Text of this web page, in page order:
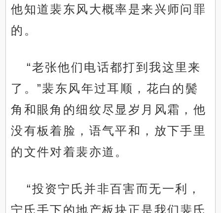
他知道裴东风大概率是来兴师问罪
的。
“老张他们电话都打到我这里来
了。”裴东风年过耳顺，花白的鬓
角和眼角的细纹尽显岁月风霜，他
没有板着脸，语气平和，放下手里
的文件对着裴亦道。
“投资宁氏并非百害而无一利，
宁氏手下的地产板块正是我们裴氏